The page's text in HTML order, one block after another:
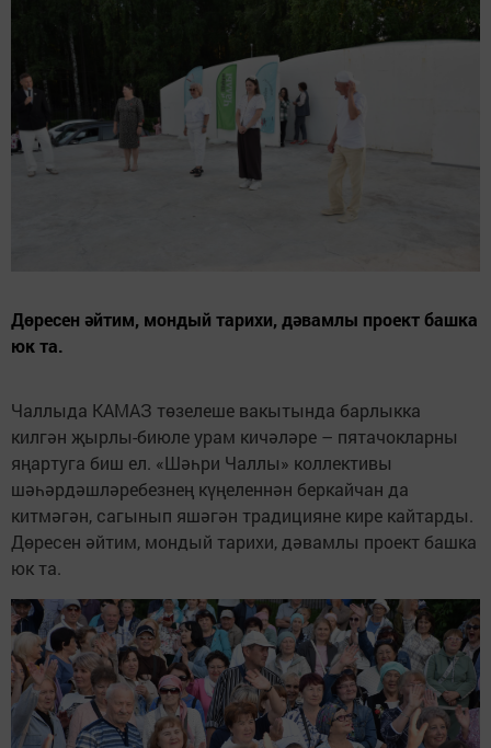
Дөресен әйтим, мондый тарихи, дәвамлы проект башка
юк та.
Чаллыда КАМАЗ төзелеше вакытында барлыкка
килгән җырлы-биюле урам кичәләре – пятачокларны
яңартуга биш ел. «Шәһри Чаллы» коллективы
шәһәрдәшләребезнең күңеленнән беркайчан да
китмәгән, сагынып яшәгән традицияне кире кайтарды.
Дөресен әйтим, мондый тарихи, дәвамлы проект башка
юк та.